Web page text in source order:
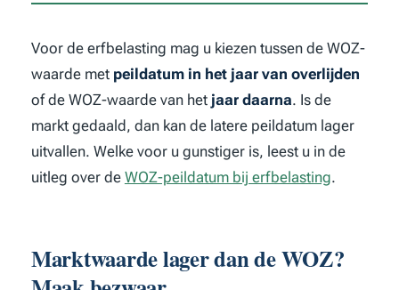
Voor de erfbelasting mag u kiezen tussen de WOZ-
waarde met peildatum in het jaar van overlijden
of de WOZ-waarde van het jaar daarna. Is de
markt gedaald, dan kan de latere peildatum lager
uitvallen. Welke voor u gunstiger is, leest u in de
uitleg over de WOZ-peildatum bij erfbelasting.
Marktwaarde lager dan de WOZ?